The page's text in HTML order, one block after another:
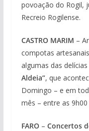
povoação do Rogil,
Recreio Rogilense.
CASTRO MARIM –
compotas
algumas das delícias
Aldeia”, que
Domingo – e em
mês – entre as 9h00
FARO – Concertos